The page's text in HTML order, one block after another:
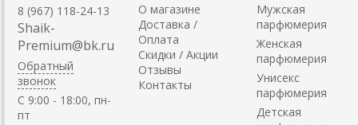
8 (967) 118-24-13
Shaik-
Premium@bk.ru
Обратный
звонок
C 9:00 - 18:00, пн-
пт
О магазине
Доставка /
Оплата
Скидки / Акции
Отзывы
Контакты
Мужская
парфюмерия
Женская
парфюмерия
Унисекс
парфюмерия
Детская